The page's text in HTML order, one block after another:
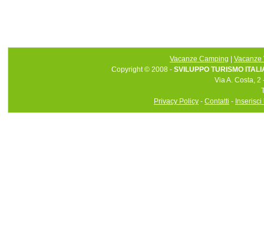
Vacanze Camping
Vacanze
Copyright © 2008 - SVILUPPO TURISMO
Via A. Costa,
Privacy Policy - Contatti -